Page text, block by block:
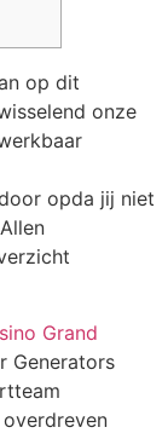
op dit
onze
opda jij niet
Allen
Grand
Generators